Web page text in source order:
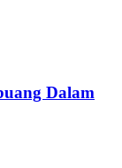
Dalam